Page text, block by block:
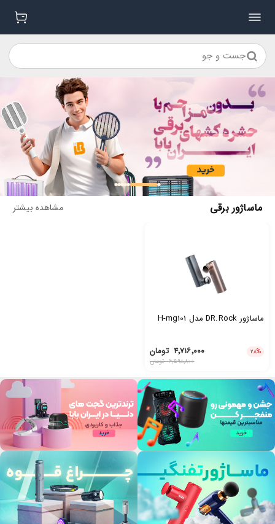
جست و جو
ماساژور برقی مشاهده بیشتر
ماساژور DR.Rock مدل H-mg101
۲۸% ۴٬۷۱۶٬۰۰۰ تومان
۶٬۵۹۸٬۸۰۰تومان